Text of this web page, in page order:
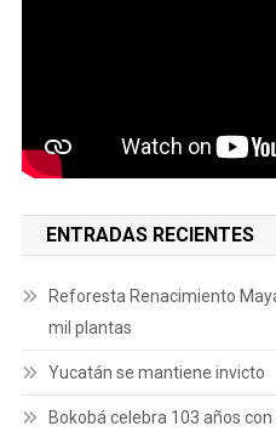
ENTRADAS RECIENTES
Reforesta Renacimiento
mil plantas
Yucatán se mantiene invicto
Bokobá celebra 103 años